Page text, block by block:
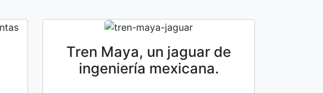
Tren Maya, un jaguar de
ingeniería mexicana.